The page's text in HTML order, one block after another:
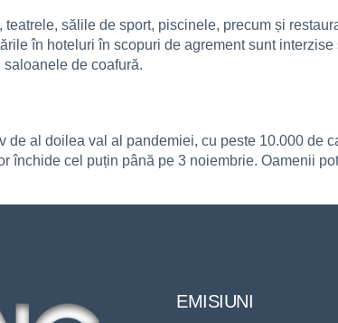
teatrele, sălile de sport, piscinele, precum și
în hoteluri în scopuri de agrement sunt
de coafură.
de al doilea val al pandemiei, cu peste 10.000 de
închide cel puțin până pe 3 noiembrie. Oamenii
EMISIUNI